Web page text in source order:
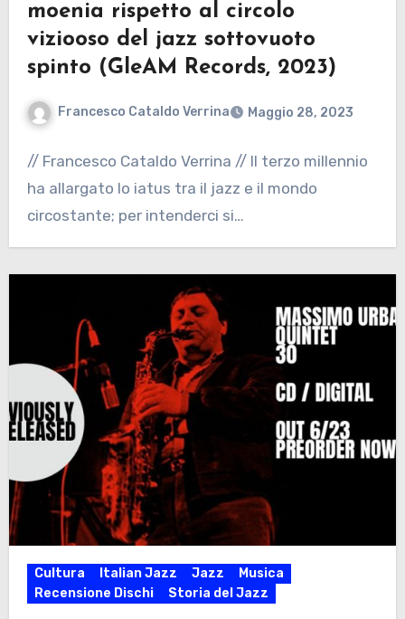
moenia rispetto al circolo
viziooso del jazz sottovuoto
spinto (GleAM Records, 2023)
Francesco Cataldo Verrina Maggio 28, 2023
// Francesco Cataldo Verrina // Il terzo millennio
ha allargato lo iatus tra il jazz e il mondo
circostante; per intenderci si…
Cultura Italian Jazz Jazz
Musica
Recensione Dischi
Storia del Jazz